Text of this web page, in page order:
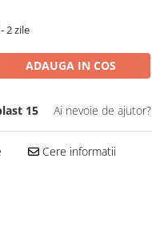
2 zile
ADAUGA IN COS
15 Ai nevoie de ajutor?
Cere informatii